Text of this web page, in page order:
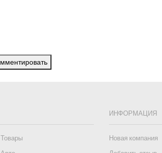
Товары
ИНФОРМАЦИЯ
Новая компания